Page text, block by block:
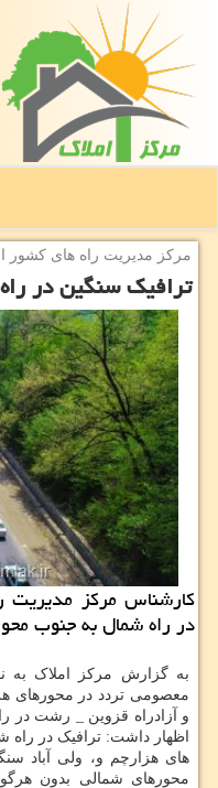
مركز مدیریت راه های كشور
ترافیک سنگین در
کارشناس مرکز مدیریت
در راه شمال به جنوب
به گزارش مرکز املاک به
معصومی تردد در محورهای
و آزادراه قزوین _ رشت در
اظهار داشت: ترافیک در
های هزارچم و، ولی آباد
محورهای شمالی بدون